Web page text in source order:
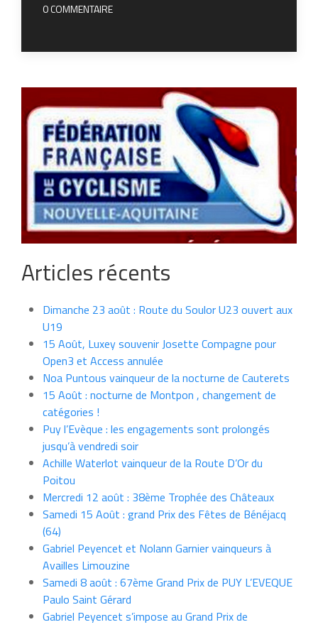
0 COMMENTAIRE
Articles récents
Dimanche 23 août : Route du Soulor U23 ouvert aux
U19
15 Août, Luxey souvenir Josette Compagne pour
Open3 et Access annulée
Noa Puntous vainqueur de la nocturne de Cauterets
15 Août : nocturne de Montpon , changement de
catégories !
Puy l’Evèque : les engagements sont prolongés
jusqu’à vendredi soir
Achille Waterlot vainqueur de la Route D’Or du
Poitou
Mercredi 12 août : 38ème Trophée des Châteaux
Samedi 15 Août : grand Prix des Fêtes de Bénéjacq
(64)
Gabriel Peyencet et Nolann Garnier vainqueurs à
Availles Limouzine
Samedi 8 août : 67ème Grand Prix de PUY L’EVEQUE
Paulo Saint Gérard
Gabriel Peyencet s’impose au Grand Prix de